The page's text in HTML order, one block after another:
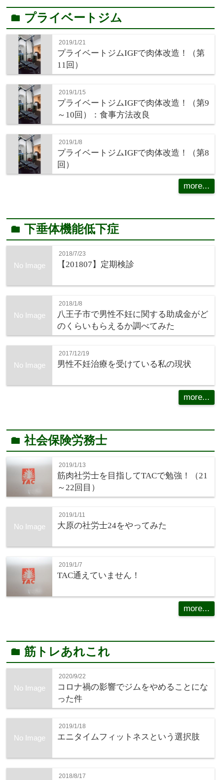
folder プライベートジム
2019/1/21
プライベートジムIGFで肉体改造！（第
11回）
2019/1/15
プライベートジムIGFで肉体改造！（第9
～10回）：食事方法改良
2019/1/8
プライベートジムIGFで肉体改造！（第8
回）
more...
folder 下垂体機能低下症
No Image
2018/7/23
【201807】定期検診
No Image
2018/1/8
八王子市で男性不妊に関する助成金がど
のくらいもらえるか調べてみた
No Image
2017/12/19
男性不妊治療を受けている私の現状
more...
folder社会保険労務士
2019/1/13
筋肉社労士を目指してTACで勉強！（21
～22回目）
No Image
2019/1/11
大原の社労士24をやってみた
2019/1/7
TAC通えていません！
more...
folder筋トレあれこれ
No Image
2020/9/22
コロナ禍の影響でジムをやめることにな
った件
No Image
2019/1/18
エニタイムフィットネスという選択肢
2018/8/17